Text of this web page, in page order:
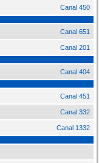
Canal 450
Canal 651
Canal 201
Canal 404
Canal 451
Canal 332
Canal 1332